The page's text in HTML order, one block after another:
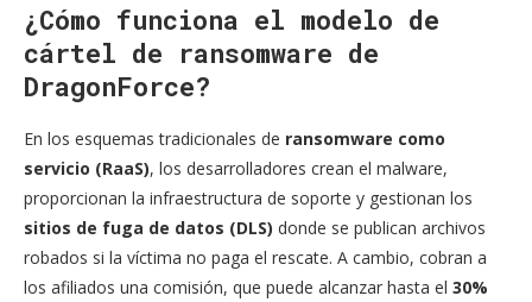
¿Cómo funciona el modelo de
cártel de ransomware de
DragonForce?
En los esquemas tradicionales de ransomware como
servicio (RaaS), los desarrolladores crean el malware,
proporcionan la infraestructura de soporte y gestionan los
sitios de fuga de datos (DLS) donde se publican archivos
robados si la víctima no paga el rescate. A cambio, cobran a
los afiliados una comisión, que puede alcanzar hasta el 30%